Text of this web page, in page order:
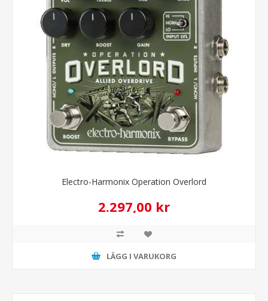
Electro-Harmonix Operation Overlord
2.297,00 kr
LÄGG I VARUKORG